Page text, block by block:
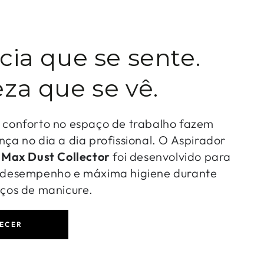
que se sente.
que se vê.
conforto no espaço de trabalho fazem
no dia a dia profissional. O Aspirador
Max Dust Collectorfoi desenvolvido para
e máxima higiene durante
de manicure.